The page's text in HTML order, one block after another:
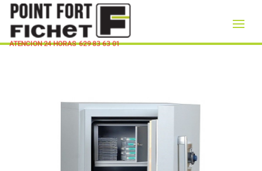
ATENCION 24 HORAS629 83 63 01